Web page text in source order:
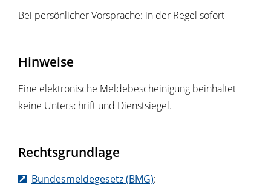
Bei persönlicher Vorsprache: in der Regel sofort
Hinweise
Eine elektronische Meldebescheinigung beinhaltet
keine Unterschrift und Dienstsiegel.
Rechtsgrundlage
Bundesmeldegesetz (BMG):